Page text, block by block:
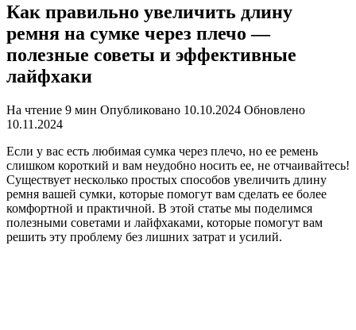
Как правильно увеличить длину
ремня на сумке через плечо —
полезные советы и эффективные
лайфхаки
На чтение 9 мин Опубликовано 10.10.2024 Обновлено
10.11.2024
Если у вас есть любимая сумка через плечо, но ее ремень
слишком короткий и вам неудобно носить ее, не отчаивайтесь!
Существует несколько простых способов увеличить длину
ремня вашей сумки, которые помогут вам сделать ее более
комфортной и практичной. В этой статье мы поделимся
полезными советами и лайфхаками, которые помогут вам
решить эту проблему без лишних затрат и усилий.